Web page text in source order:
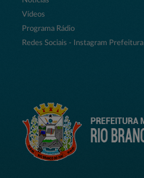
Vídeos
Programa Rádio
Redes Sociais - Instagram Prefeitura